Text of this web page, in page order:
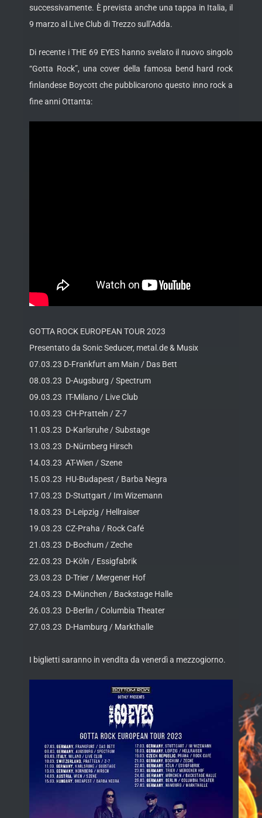
successivamente. È prevista anche una tappa in Italia, il
9 marzo al Live Club di Trezzo sull’Adda.
Di recente i THE 69 EYES hanno svelato il nuovo singolo
“Gotta Rock”, una cover della famosa bend hard rock
finlandese Boycott che pubblicarono questo inno rock a
fine anni Ottanta:
GOTTA ROCK EUROPEAN TOUR 2023
Presentato da Sonic Seducer, metal.de & Musix
07.03.23 D-Frankfurt am Main / Das Bett
08.03.23 D-Augsburg / Spectrum
09.03.23 IT-Milano / Live Club
10.03.23 CH-Pratteln / Z-7
11.03.23 D-Karlsruhe / Substage
13.03.23 D-Nürnberg Hirsch
14.03.23 AT-Wien / Szene
15.03.23 HU-Budapest / Barba Negra
17.03.23 D-Stuttgart / Im Wizemann
18.03.23 D-Leipzig / Hellraiser
19.03.23 CZ-Praha / Rock Café
21.03.23 D-Bochum / Zeche
22.03.23 D-Köln / Essigfabrik
23.03.23 D-Trier / Mergener Hof
24.03.23 D-München / Backstage Halle
26.03.23 D-Berlin / Columbia Theater
27.03.23 D-Hamburg / Markthalle
I biglietti saranno in vendita da venerdì a mezzogiorno.